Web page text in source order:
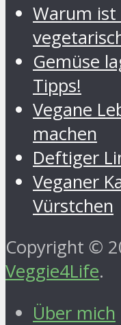
Warum ist
Gemüse
Tipps!
Vegane
machen
Deftiger
Veganer
Vürstchen
Copyright ©
Veggie4Life.
Über mich